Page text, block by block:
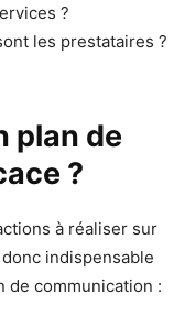
?
les prestataires ?
plan de
?
à réaliser sur
indispensable
de communication :